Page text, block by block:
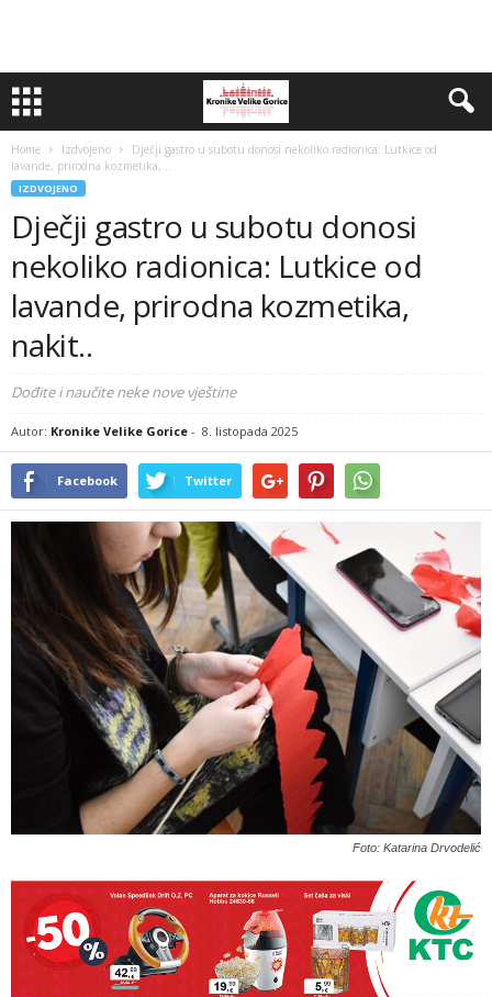
Home Izdvojeno
Dječji gastro u subotu donosi nekoliko radionica: Lutkice od
lavande, prirodna kozmetika,...
IZDVOJENO
Dječji gastro u subotu donosi
nekoliko radionica: Lutkice od
lavande, prirodna kozmetika,
nakit..
Dođite i naučite neke nove vještine
Autor: Kronike Velike Gorice - 8. listopada 2025
Facebook Twitter
Foto: Katarina Drvodelić